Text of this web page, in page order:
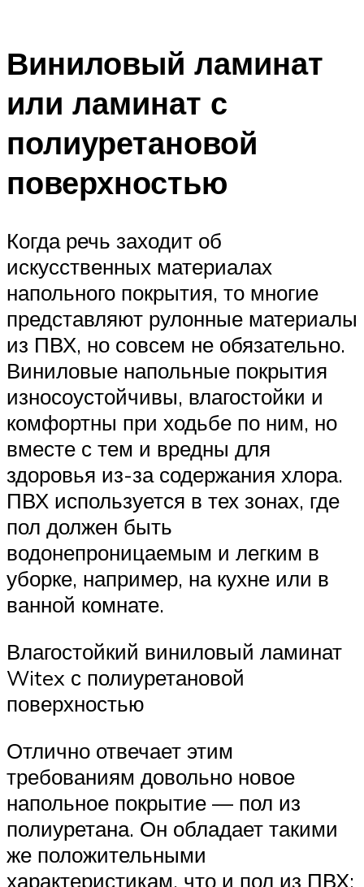
Виниловый ламинат
или ламинат с
полиуретановой
поверхностью
Когда речь заходит об
искусственных материалах
напольного покрытия, то многие
представляют рулонные материалы
из ПВХ, но совсем не обязательно.
Виниловые напольные покрытия
износоустойчивы, влагостойки и
комфортны при ходьбе по ним, но
вместе с тем и вредны для
здоровья из-за содержания хлора.
ПВХ используется в тех зонах, где
пол должен быть
водонепроницаемым и легким в
уборке, например, на кухне или в
ванной комнате.
Влагостойкий виниловый ламинат
Witex с полиуретановой
поверхностью
Отлично отвечает этим
требованиям довольно новое
напольное покрытие — пол из
полиуретана. Он обладает такими
же положительными
характеристикам, что и пол из ПВХ: